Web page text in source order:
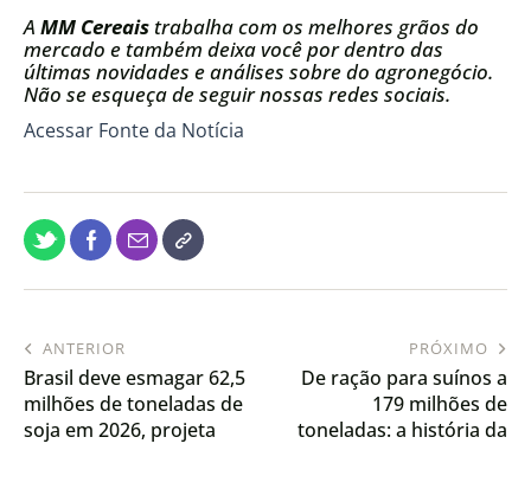
A MM Cereais trabalha com os melhores grãos do
mercado e também deixa você por dentro das
últimas novidades e análises sobre do agronegócio.
Não se esqueça de seguir nossas redes sociais.
Acessar Fonte da Notícia
ANTERIOR
Brasil deve esmagar 62,5
milhões de toneladas de
soja em 2026, projeta
PRÓXIMO
De ração para suínos a
179 milhões de
toneladas: a história da